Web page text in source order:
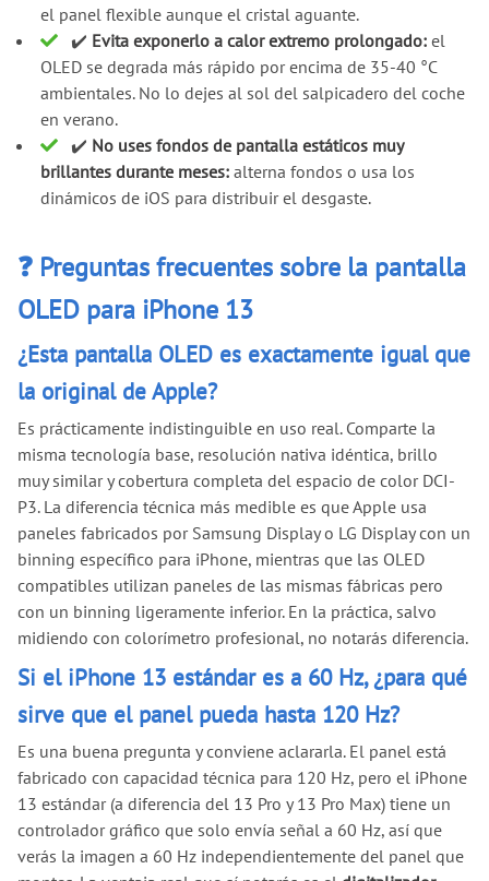
el panel flexible aunque el cristal aguante.
✔️ Evita exponerlo a calor extremo prolongado:el
OLED se degrada más rápido por encima de 35-40 °C
ambientales. No lo dejes al sol del salpicadero del coche
en verano.
✔️ No uses fondos de pantalla estáticos muy
brillantes durante meses:alterna fondos o usa los
dinámicos de iOS para distribuir el desgaste.
❓ Preguntas frecuentes sobre la pantalla
OLED para iPhone 13
¿Esta pantalla OLED es exactamente igual que
la original de Apple?
Es prácticamente indistinguible en uso real. Comparte la
misma tecnología base, resolución nativa idéntica, brillo
muy similar y cobertura completa del espacio de color DCI-
P3. La diferencia técnica más medible es que Apple usa
paneles fabricados por Samsung Display o LG Display con un
binning específico para iPhone, mientras que las OLED
compatibles utilizan paneles de las mismas fábricas pero
con un binning ligeramente inferior. En la práctica, salvo
midiendo con colorímetro profesional, no notarás diferencia.
Si el iPhone 13 estándar es a 60 Hz, ¿para qué
sirve que el panel pueda hasta 120 Hz?
Es una buena pregunta y conviene aclararla. El panel está
fabricado con capacidad técnica para 120 Hz, pero el iPhone
13 estándar (a diferencia del 13 Pro y 13 Pro Max) tiene un
controlador gráfico que solo envía señal a 60 Hz, así que
verás la imagen a 60 Hz independientemente del panel que